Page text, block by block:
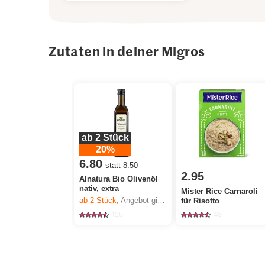
Zutaten in deiner Migros
ab 2 Stück
20%
6.80 statt 8.50
Alnatura Bio Olivenöl
nativ, extra
ab 2Stück,Angebot gilt nur vom 6.8. bis 12.8.2026, solange Vorrat.
2.95
Mister Rice Carnaroli
für Risotto